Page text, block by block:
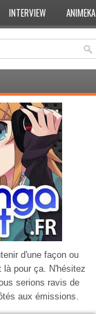
INTERVIEW ANIMEKA
d'une façon ou
là pour ça. N'hésitez
serions ravis de
aux émissions.